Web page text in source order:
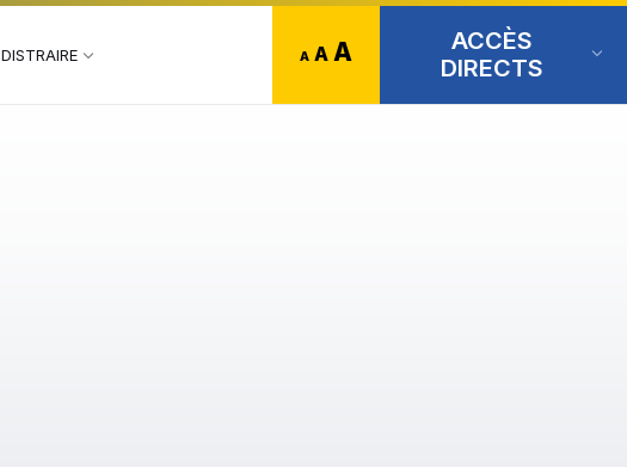
A Decrease
A Reset
size.
A Increase
size.
ACCÈS
DIRECTS